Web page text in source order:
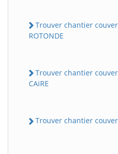
Trouver chantier
ROTONDE
Trouver chantier
CAiRE
Trouver chantier